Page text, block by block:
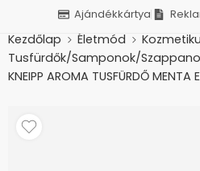
Ajándékkártya
Kezdőlap Életmód
Tusfürdők/Samponok/
KNEIPP AROMA TUSFÜRDŐ MENTA